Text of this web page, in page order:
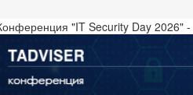
"IT Security Day 2026" -